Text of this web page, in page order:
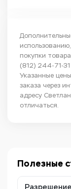
покупки
(812) 244-71-31
Указанные
заказа через
адресу
отличаться.
Полезные